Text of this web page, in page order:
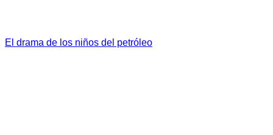
El drama de los niños del petróleo